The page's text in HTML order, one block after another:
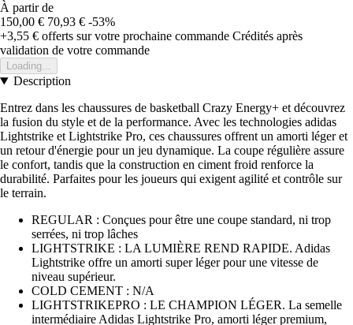
À partir de
150,00 € 70,93 € -53%
+3,55 € offerts sur votre prochaine commande Crédités après
validation de votre commande
Loading...
Description
Entrez dans les chaussures de basketball Crazy Energy+ et découvrez
la fusion du style et de la performance. Avec les technologies adidas
Lightstrike et Lightstrike Pro, ces chaussures offrent un amorti léger et
un retour d'énergie pour un jeu dynamique. La coupe régulière assure
le confort, tandis que la construction en ciment froid renforce la
durabilité. Parfaites pour les joueurs qui exigent agilité et contrôle sur
le terrain.
REGULAR : Conçues pour être une coupe standard, ni trop
serrées, ni trop lâches
LIGHTSTRIKE : LA LUMIÈRE REND RAPIDE. Adidas
Lightstrike offre un amorti super léger pour une vitesse de
niveau supérieur.
COLD CEMENT : N/A
LIGHTSTRIKEPRO : LE CHAMPION LÉGER. La semelle
intermédiaire Adidas Lightstrike Pro, amorti léger premium,